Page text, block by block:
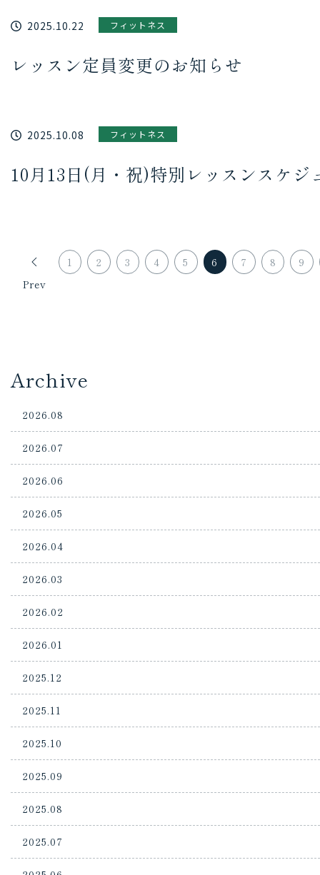
2025.10.22 フィットネス
レッスン定員変更のお知らせ
2025.10.08 フィットネス
10月13日(月・祝)特別レッスンスケジ
Prev
1 2 3 4 5 6 7 8 9
Archive
2026.08
2026.07
2026.06
2026.05
2026.04
2026.03
2026.02
2026.01
2025.12
2025.11
2025.10
2025.09
2025.08
2025.07